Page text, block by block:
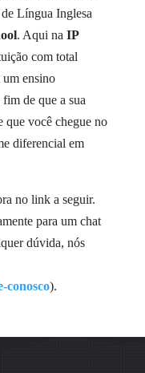
Língua Inglesa
. Aqui na IP
com total
ensino
de que a sua
que você chegue no
diferencial em
no link a seguir.
para um chat
dúvida, nós
conosco).